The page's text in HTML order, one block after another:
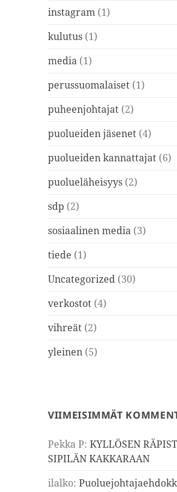
instagram (1)
kulutus (1)
media (1)
perussuomalaiset (1)
puheenjohtajat (2)
puolueiden jäsenet (4)
puolueiden kannattajat (6)
puolueläheisyys (2)
sdp (2)
sosiaalinen media (3)
tiede (1)
Uncategorized (30)
verkostot (4)
vihreät (2)
yleinen (5)
VIIMEISIMMÄT
Pekka P:KYLLÖSEN
SIPILÄN KAKKARAAN
ilalko: